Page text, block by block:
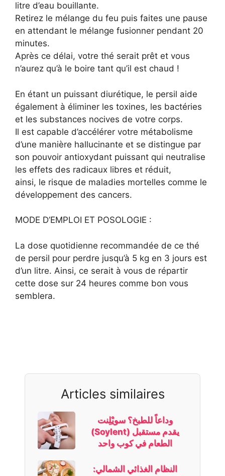
litre d’eau bouillante.
Retirez le mélange du feu puis faites une pause
en attendant le mélange fusionner pendant 20
minutes.
Après ce délai, votre thé serait prêt et vous
n’aurez qu’à le boire tant qu’il est chaud !
En étant un puissant diurétique, le persil aide
également à éliminer les toxines, les bactéries
et les substances nocives de votre corps.
Il est capable d’accélérer votre métabolisme
d’une manière hallucinante et se distingue par
son pouvoir antioxydant puissant qui neutralise
les effets des radicaux libres et réduit,
ainsi, le risque de maladies mortelles comme le
développement des cancers.
MODE D’EMPLOI ET POSOLOGIE :
La dose quotidienne recommandée de ce thé
de persil pour perdre jusqu’à 5 kg en 3 jours est
d’un litre. Ainsi, ce serait à vous de répartir
cette dose sur 24 heures comme bon vous
semblera.
Articles similaires
وداعاً للطبخ؟ سويْلِنت
(Soylent) يقدم مستقبل
الطعام في كوب واحد
النظام الغذائي الشمالي: